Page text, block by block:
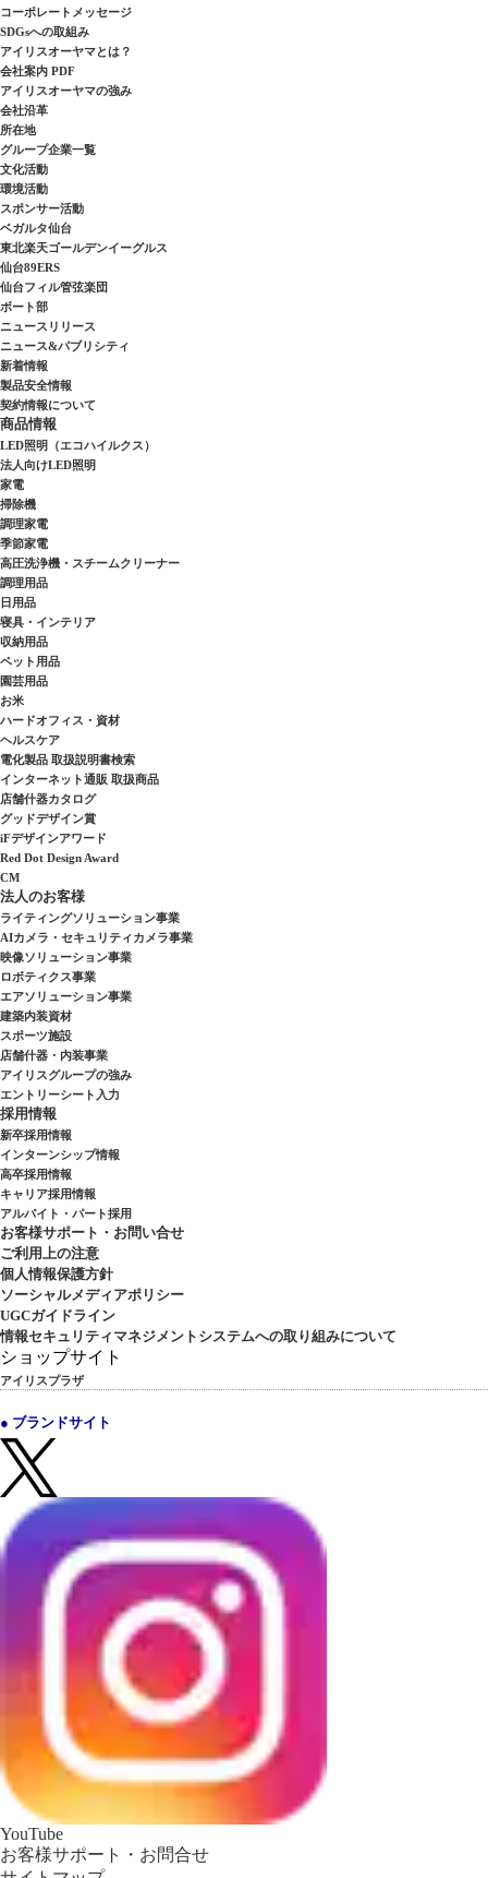
コーポレートメッセージ
SDGsへの取組み
アイリスオーヤマとは？
会社案内 PDF
アイリスオーヤマの強み
会社沿革
所在地
グループ企業一覧
文化活動
環境活動
スポンサー活動
ベガルタ仙台
東北楽天ゴールデンイーグルス
仙台89ERS
仙台フィル管弦楽団
ボート部
ニュースリリース
ニュース&パブリシティ
新着情報
製品安全情報
契約情報について
商品情報
LED照明（エコハイルクス）
法人向けLED照明
家電
掃除機
調理家電
季節家電
高圧洗浄機・スチームクリーナー
調理用品
日用品
寝具・インテリア
収納用品
ペット用品
園芸用品
お米
ハードオフィス・資材
ヘルスケア
電化製品 取扱説明書検索
インターネット通販 取扱商品
店舗什器カタログ
グッドデザイン賞
iFデザインアワード
Red Dot Design Award
CM
法人のお客様
ライティングソリューション事業
AIカメラ・セキュリティカメラ事業
映像ソリューション事業
ロボティクス事業
エアソリューション事業
建築内装資材
スポーツ施設
店舗什器・内装事業
アイリスグループの強み
エントリーシート入力
採用情報
新卒採用情報
インターンシップ情報
高卒採用情報
キャリア採用情報
アルバイト・パート採用
お客様サポート・お問い合せ
ご利用上の注意
個人情報保護方針
ソーシャルメディアポリシー
UGCガイドライン
情報セキュリティマネジメントシステムへの取り組みについて
ショップサイト
アイリスプラザ
● ブランドサイト
YouTube
お客様サポート・お問合せ